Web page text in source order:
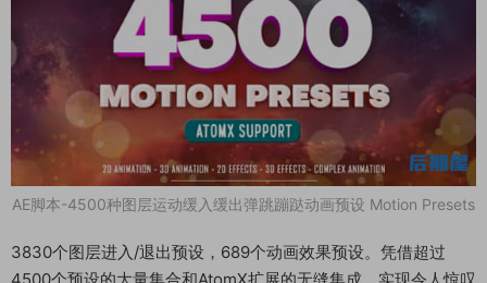
AE脚本-4500种图层运动缓入缓出弹跳蹦跶动画预设 Motion Presets
3830个图层进入/退出预设，689个动画效果预设。凭借超过